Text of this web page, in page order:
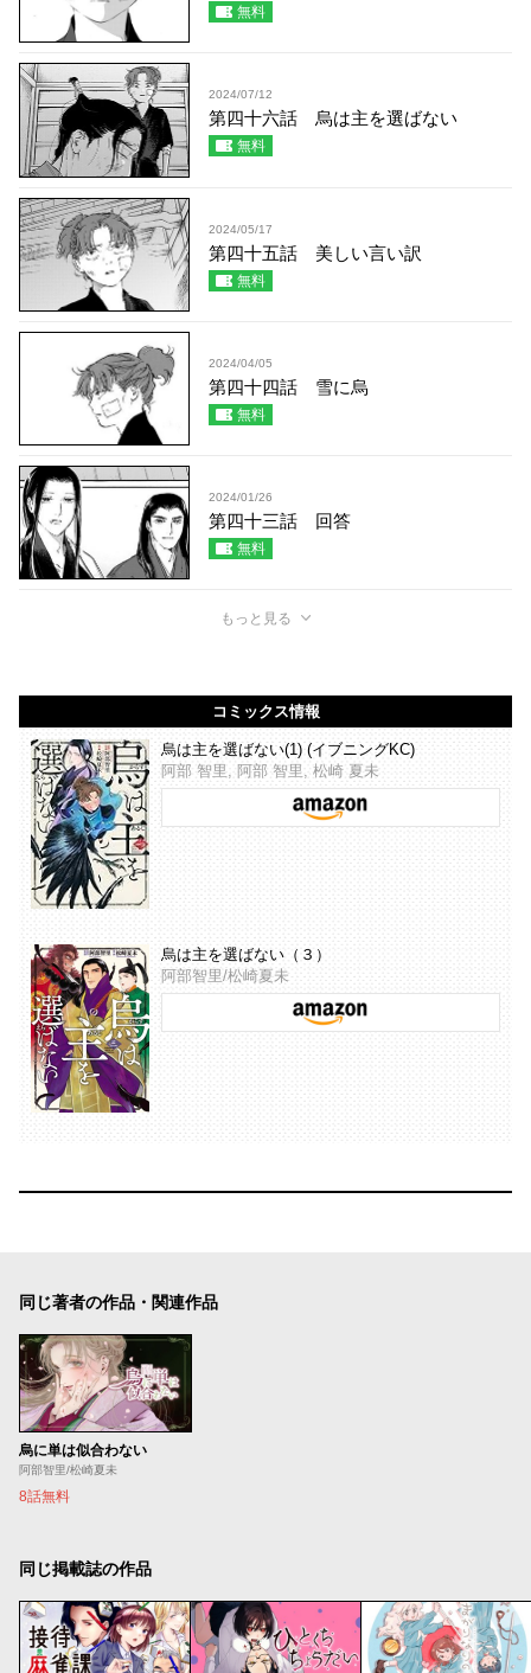
無料
2024/07/12
第四十六話 烏は主を選ばない
無料
2024/05/17
第四十五話 美しい言い訳
無料
2024/04/05
第四十四話 雪に烏
無料
2024/01/26
第四十三話 回答
無料
もっと見る
コミックス情報
烏は主を選ばない(1) (イブニングKC)
阿部 智里, 阿部 智里, 松崎 夏未
烏は主を選ばない（３）
阿部智里/松崎夏未
同じ著者の作品・関連作品
烏に単は似合わない
阿部智里/松崎夏未
8話無料
同じ掲載誌の作品